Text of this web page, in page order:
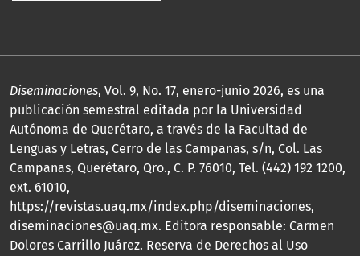
Diseminaciones, Vol. 9, No. 17, enero-junio 2026, es una
publicación semestral editada por la Universidad
Autónoma de Querétaro, a través de la Facultad de
Lenguas y Letras, Cerro de las Campanas, s/n, Col. Las
Campanas, Querétaro, Qro., C. P. 76010, Tel. (442) 192 1200,
ext. 61010,
https://revistas.uaq.mx/index.php/diseminaciones,
diseminaciones@uaq.mx. Editora responsable: Carmen
Dolores Carrillo Juárez. Reserva de Derechos al Uso